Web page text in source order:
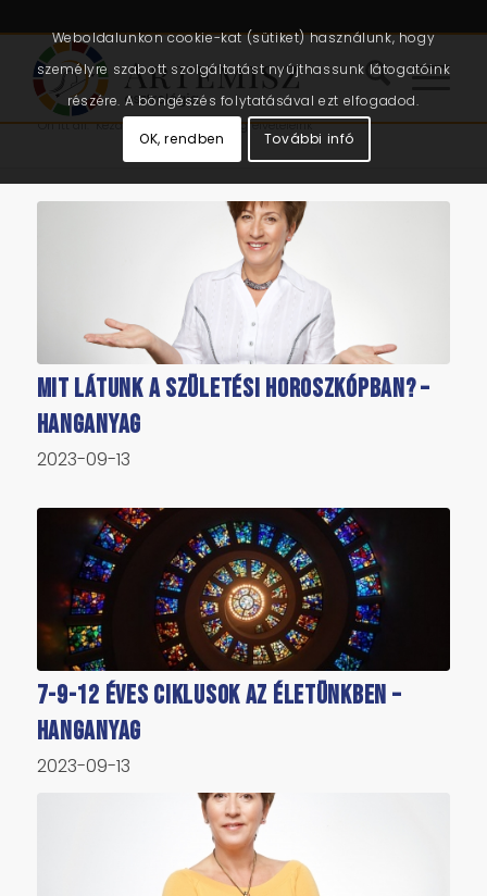
Ön itt áll: Kezdőlap hangfelvételeink
Mit látunk a születési horoszkópban? –
hanganyag
2023-09-13
7-9-12 éves ciklusok az életünkben –
hanganyag
2023-09-13
Weboldalunkon cookie-kat (sütiket) használunk, hogy
személyre szabott szolgáltatást nyújthassunk látogatóink
részére. A böngészés folytatásával ezt elfogadod.
OK, rendben További infó